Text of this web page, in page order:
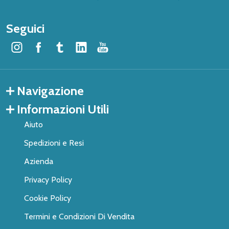
Seguici
Navigazione
Informazioni Utili
Aiuto
Spedizioni e Resi
Azienda
Privacy Policy
Cookie Policy
Termini e Condizioni Di Vendita